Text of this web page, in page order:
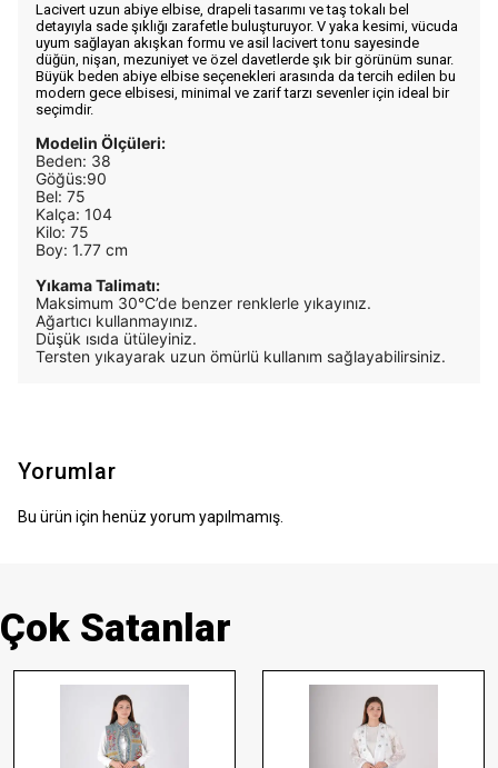
Lacivert uzun abiye elbise, drapeli tasarımı ve taş tokalı bel
detayıyla sade şıklığı zarafetle buluşturuyor. V yaka kesimi, vücuda
uyum sağlayan akışkan formu ve asil lacivert tonu sayesinde
düğün, nişan, mezuniyet ve özel davetlerde şık bir görünüm sunar.
Büyük beden abiye elbise seçenekleri arasında da tercih edilen bu
modern gece elbisesi, minimal ve zarif tarzı sevenler için ideal bir
seçimdir.
Modelin Ölçüleri:
Beden: 38
Göğüs:90
Bel: 75
Kalça: 104
Kilo: 75
Boy: 1.77 cm
Yıkama Talimatı:
Maksimum 30°C’de benzer renklerle yıkayınız.
Ağartıcı kullanmayınız.
Düşük ısıda ütüleyiniz.
Tersten yıkayarak uzun ömürlü kullanım sağlayabilirsiniz.
Yorumlar
Bu ürün için henüz yorum yapılmamış.
Çok Satanlar